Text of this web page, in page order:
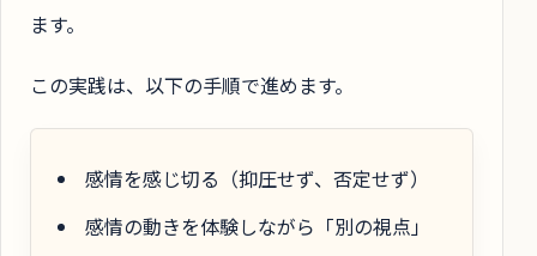
ます。
この実践は、以下の手順で進めます。
感情を感じ切る（抑圧せず、否定せず）
感情の動きを体験しながら「別の視点」